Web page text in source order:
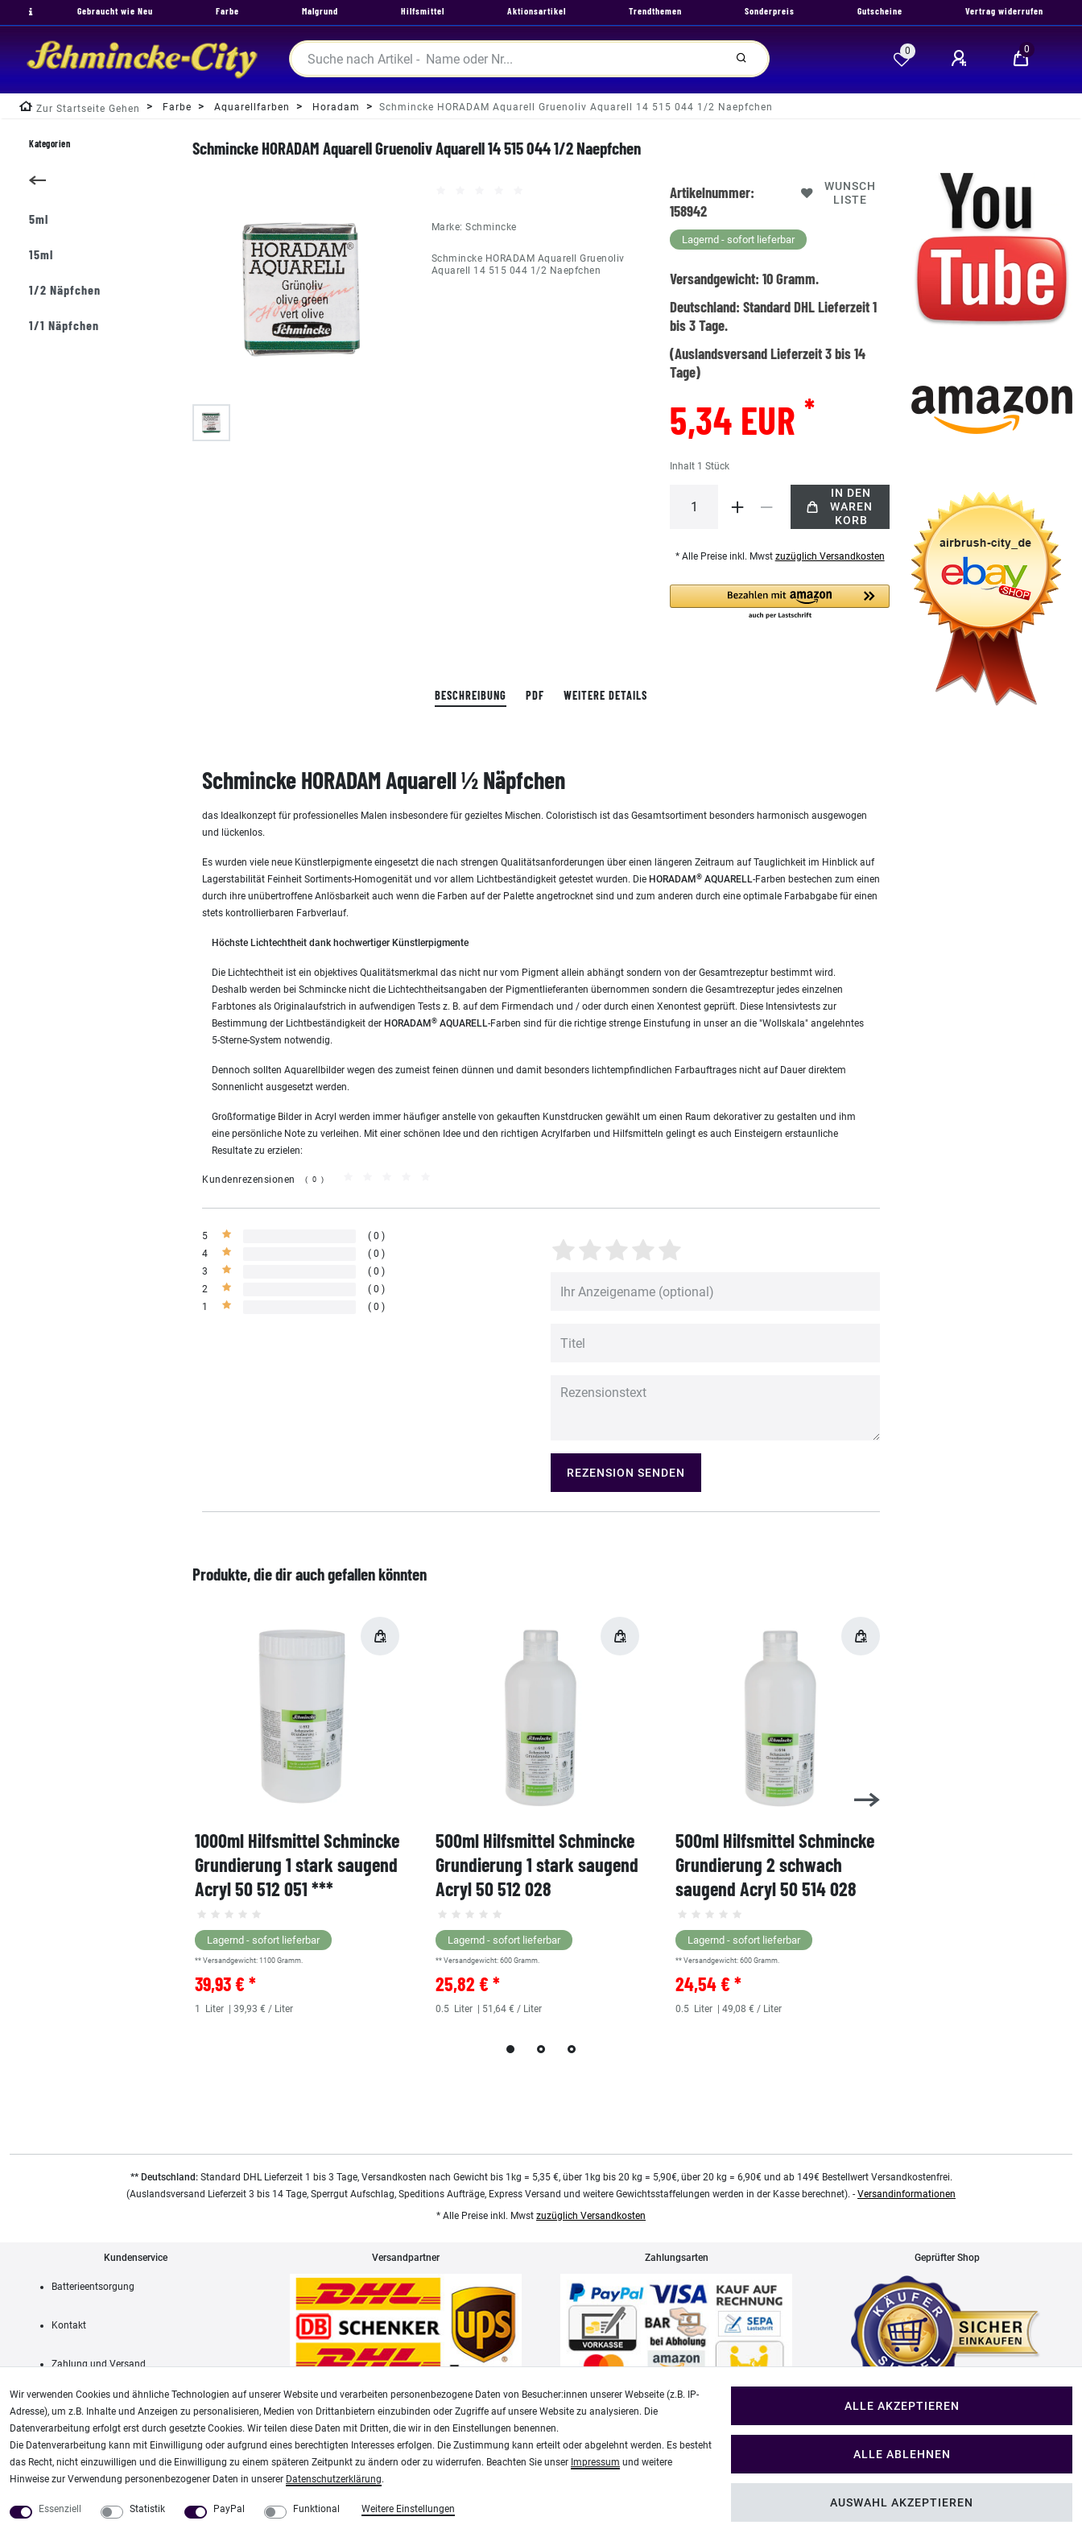
Gebraucht wie Neu Farbe Malgrund Hilfsmittel Aktionsartikel Trendthemen Sonderpreis Gutscheine Vertrag widerrufen
0 0
Zur Startseite Gehen Farbe Aquarellfarben Horadam Schmincke HORADAM Aquarell Gruenoliv Aquarell 14 515 044 1/2 Naepfchen
Schmincke HORADAM Aquarell Gruenoliv Aquarell 14 515 044 1/2 Naepfchen
Marke:Schmincke
Schmincke HORADAM Aquarell Gruenoliv
Aquarell 14 515 044 1/2 Naepfchen
Artikelnummer:
158942
WUNSCH
LISTE
Lagernd - sofort lieferbar
Versandgewicht:10Gramm.
Deutschland:Standard DHL Lieferzeit 1
bis 3 Tage.
(Auslandsversand Lieferzeit 3 bis 14
Tage)
5,34 EUR *
Inhalt 1Stück
IN DEN
WAREN
KORB
* Alle Preise inkl. Mwst zuzüglich Versandkosten
BESCHREIBUNG PDF WEITERE DETAILS
Schmincke HORADAM Aquarell ½ Näpfchen
das Idealkonzept für professionelles Malen insbesondere für gezieltes Mischen. Coloristisch ist das Gesamtsortiment besonders harmonisch ausgewogen
und lückenlos.
Es wurden viele neue Künstlerpigmente eingesetzt die nach strengen Qualitätsanforderungen über einen längeren Zeitraum auf Tauglichkeit im Hinblick auf
Lagerstabilität Feinheit Sortiments-Homogenität und vor allem Lichtbeständigkeit getestet wurden. Die HORADAM ® AQUARELL-Farben bestechen zum einen
durch ihre unübertroffene Anlösbarkeit auch wenn die Farben auf der Palette angetrocknet sind und zum anderen durch eine optimale Farbabgabe für einen
stets kontrollierbaren Farbverlauf.
Höchste Lichtechtheit dank hochwertiger Künstlerpigmente
Die Lichtechtheit ist ein objektives Qualitätsmerkmal das nicht nur vom Pigment allein abhängt sondern von der Gesamtrezeptur bestimmt wird.
Deshalb werden bei Schmincke nicht die Lichtechtheitsangaben der Pigmentlieferanten übernommen sondern die Gesamtrezeptur jedes einzelnen
Farbtones als Originalaufstrich in aufwendigen Tests z. B. auf dem Firmendach und / oder durch einen Xenontest geprüft. Diese Intensivtests zur
Bestimmung der Lichtbeständigkeit der HORADAM ® AQUARELL-Farben sind für die richtige strenge Einstufung in unser an die "Wollskala" angelehntes
5-Sterne-System notwendig.
Dennoch sollten Aquarellbilder wegen des zumeist feinen dünnen und damit besonders lichtempfindlichen Farbauftrages nicht auf Dauer direktem
Sonnenlicht ausgesetzt werden.
Großformatige Bilder in Acryl werden immer häufiger anstelle von gekauften Kunstdrucken gewählt um einen Raum dekorativer zu gestalten und ihm
eine persönliche Note zu verleihen. Mit einer schönen Idee und den richtigen Acrylfarben und Hilfsmitteln gelingt es auch Einsteigern erstaunliche
Resultate zu erzielen:
Kundenrezensionen (0)
5
0
4
0
3
0
2
0
1
0
REZENSION SENDEN
Produkte, die dir auch gefallen könnten
1000ml Hilfsmittel Schmincke
Grundierung 1 stark saugend
Acryl 50 512 051 ***
Lagernd - sofort lieferbar
** Versandgewicht: 1100 Gramm.
39,93 € *
1 Liter | 39,93 € / Liter
500ml Hilfsmittel Schmincke
Grundierung 1 stark saugend
Acryl 50 512 028
Lagernd - sofort lieferbar
** Versandgewicht: 600 Gramm.
25,82 € *
0.5 Liter | 51,64 € / Liter
500ml Hilfsmittel Schmincke
Grundierung 2 schwach
saugend Acryl 50 514 028
Lagernd - sofort lieferbar
** Versandgewicht:600 Gramm.
24,54 € *
0.5 Liter | 49,08 € / Liter
Kategorien
5ml
15ml
1/2 Näpfchen
1/1 Näpfchen
** Deutschland:Standard DHL Lieferzeit 1 bis 3 Tage, Versandkosten nach Gewicht bis 1kg = 5,35 €, über 1kg bis 20 kg = 5,90€, über 20 kg = 6,90€ und ab 149€ Bestellwert Versandkostenfrei.
(Auslandsversand Lieferzeit 3 bis 14 Tage, Sperrgut Aufschlag, Speditions Aufträge, Express Versand und weitere Gewichtsstaffelungen werden in der Kasse berechnet). - Versandinformationen
* Alle Preise inkl. Mwst zuzüglich Versandkosten
Kundenservice
Batterieentsorgung
Kontakt
Zahlung und Versand
Versandpartner Zahlungsarten Geprüfter Shop
AGB Widerrufsrecht Impressum
Unsere weiteren Shops:
Fachhandel für: Airbrushpistolen, Kompressoren, Airbrushfarben Modellbau Shop
Im Shop Kaufen
Wir verwenden Cookies und ähnliche Technologien auf unserer Website und verarbeiten personenbezogene Daten von Besucher:innen unserer Webseite (z.B. IP-
Adresse), um z.B. Inhalte und Anzeigen zu personalisieren, Medien von Drittanbietern einzubinden oder Zugriffe auf unsere Website zu analysieren. Die
Datenverarbeitung erfolgt erst durch gesetzte Cookies. Wir teilen diese Daten mit Dritten, die wir in den Einstellungen benennen.
Die Datenverarbeitung kann mit Einwilligung oder aufgrund eines berechtigten Interesses erfolgen. Die Zustimmung kann erteilt oder abgelehnt werden. Es besteht
das Recht, nicht einzuwilligen und die Einwilligung zu einem späteren Zeitpunkt zu ändern oder zu widerrufen. Beachten Sie unser Impressum und weitere
Hinweise zur Verwendung personenbezogener Daten in unserer Daten­schutz­erklärung.
Essenziell Statistik PayPal Funktional Weitere Einstellungen
ALLE AKZEPTIEREN
ALLE ABLEHNEN
AUSWAHL AKZEPTIEREN